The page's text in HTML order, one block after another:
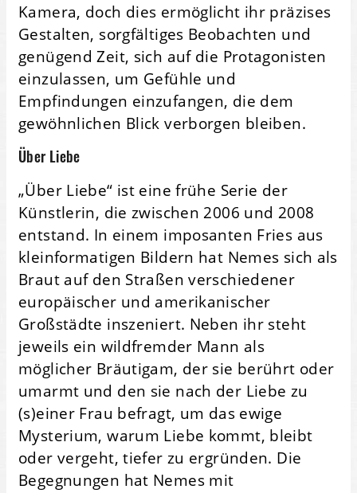
Kamera, doch dies ermöglicht ihr präzises
Gestalten, sorgfältiges Beobachten und
genügend Zeit, sich auf die Protagonisten
einzulassen, um Gefühle und
Empfindungen einzufangen, die dem
gewöhnlichen Blick verborgen bleiben.
Über Liebe
„Über Liebe“ ist eine frühe Serie der
Künstlerin, die zwischen 2006 und 2008
entstand. In einem imposanten Fries aus
kleinformatigen Bildern hat Nemes sich als
Braut auf den Straßen verschiedener
europäischer und amerikanischer
Großstädte inszeniert. Neben ihr steht
jeweils ein wildfremder Mann als
möglicher Bräutigam, der sie berührt oder
umarmt und den sie nach der Liebe zu
(s)einer Frau befragt, um das ewige
Mysterium, warum Liebe kommt, bleibt
oder vergeht, tiefer zu ergründen. Die
Begegnungen hat Nemes mit